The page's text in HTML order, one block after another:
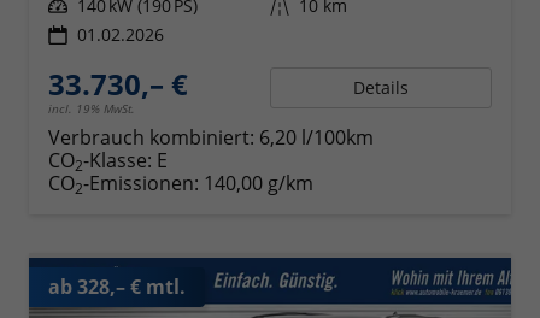
Leistung 140 kW (190 PS) Kilometerstand 10 km
01.02.2026
33.730,– €
incl. 19% MwSt.
Details
Verbrauch kombiniert: 6,20 l/100km
CO2-Klasse: E
CO2-Emissionen: 140,00 g/km
ab 328,– € mtl.